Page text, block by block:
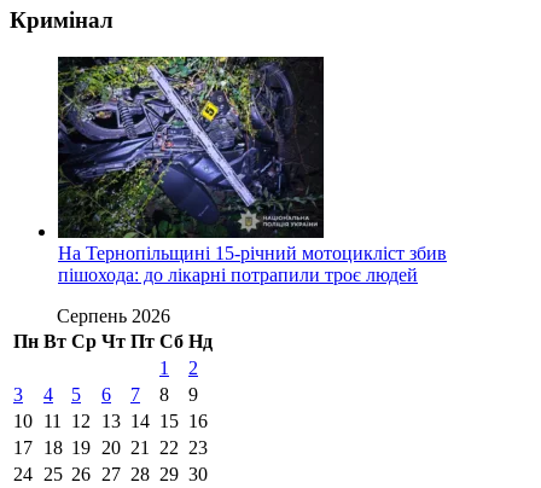
Кримінал
На Тернопільщині 15-річний мотоцикліст збив
пішохода: до лікарні потрапили троє людей
Серпень 2026
Пн Вт Ср Чт Пт Сб Нд
1
2
3
4 5 6 7 8
9
10 11 12 13 14 15 16
17 18 19 20 21 22 23
24 25 26 27 28 29 30